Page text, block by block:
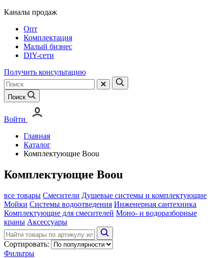
Каналы продаж
Опт
Комплектация
Малый бизнес
DIY-сети
Получить консультацию
Поиск
Войти
Главная
Каталог
Комплектующие Boou
Комплектующие Boou
все товары Смесители Душевые системы и комплектующие
Мойки Системы водоотведения Инженерная сантехника
Комплектующие для смесителей Моно- и водоразборные
краны Аксессуары
Сортировать:
Фильтры